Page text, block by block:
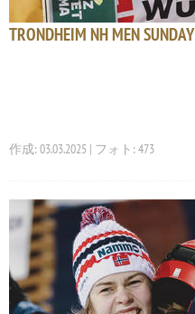
TRONDHEIM NH MEN SUNDAY
作成: 03.03.2025 | フォト: 473